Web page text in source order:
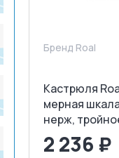
Бренд Roal
Кастрюля
мерная
нерж,
2 236 ₽